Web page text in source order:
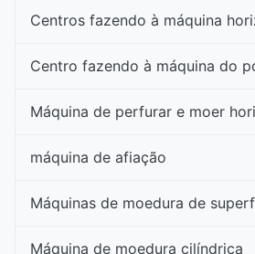
Centros fazendo à máquina
Centro fazendo à máquina do
Máquina de perfurar e moer
máquina de afiação
Máquinas de moedura de
Máquina de moedura cilíndrica